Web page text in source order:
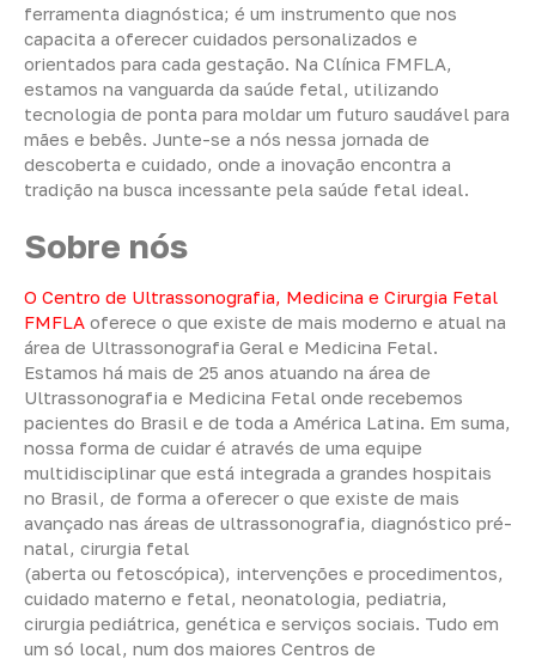
ferramenta diagnóstica; é um instrumento que nos
capacita a oferecer cuidados personalizados e
orientados para cada gestação. Na Clínica FMFLA,
estamos na vanguarda da saúde fetal, utilizando
tecnologia de ponta para moldar um futuro saudável para
mães e bebês. Junte-se a nós nessa jornada de
descoberta e cuidado, onde a inovação encontra a
tradição na busca incessante pela saúde fetal ideal.
Sobre nós
O Centro de Ultrassonografia, Medicina e Cirurgia Fetal
FMFLA oferece o que existe de mais moderno e atual na
área de Ultrassonografia Geral e Medicina Fetal.
Estamos há mais de 25 anos atuando na área de
Ultrassonografia e Medicina Fetal onde recebemos
pacientes do Brasil e de toda a América Latina. Em suma,
nossa forma de cuidar é através de uma equipe
multidisciplinar que está integrada a grandes hospitais
no Brasil, de forma a oferecer o que existe de mais
avançado nas áreas de ultrassonografia, diagnóstico pré-
natal, cirurgia fetal
(aberta ou fetoscópica), intervenções e procedimentos,
cuidado materno e fetal, neonatologia, pediatria,
cirurgia pediátrica, genética e serviços sociais. Tudo em
um só local, num dos maiores Centros de